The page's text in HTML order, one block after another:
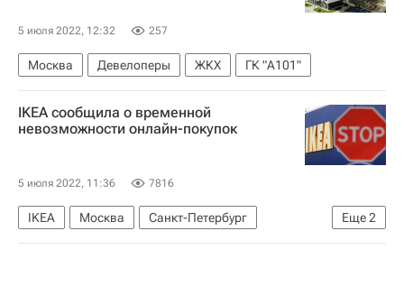
5 июля 2022, 12:32 257
Москва Девелоперы ЖКХ ГК "А101"
IKEA сообщила о временной
невозможности онлайн-покупок
5 июля 2022, 11:36 7816
Еще2
IKEA Москва
Санкт-Петербург
Краснодар
IKEA International Group